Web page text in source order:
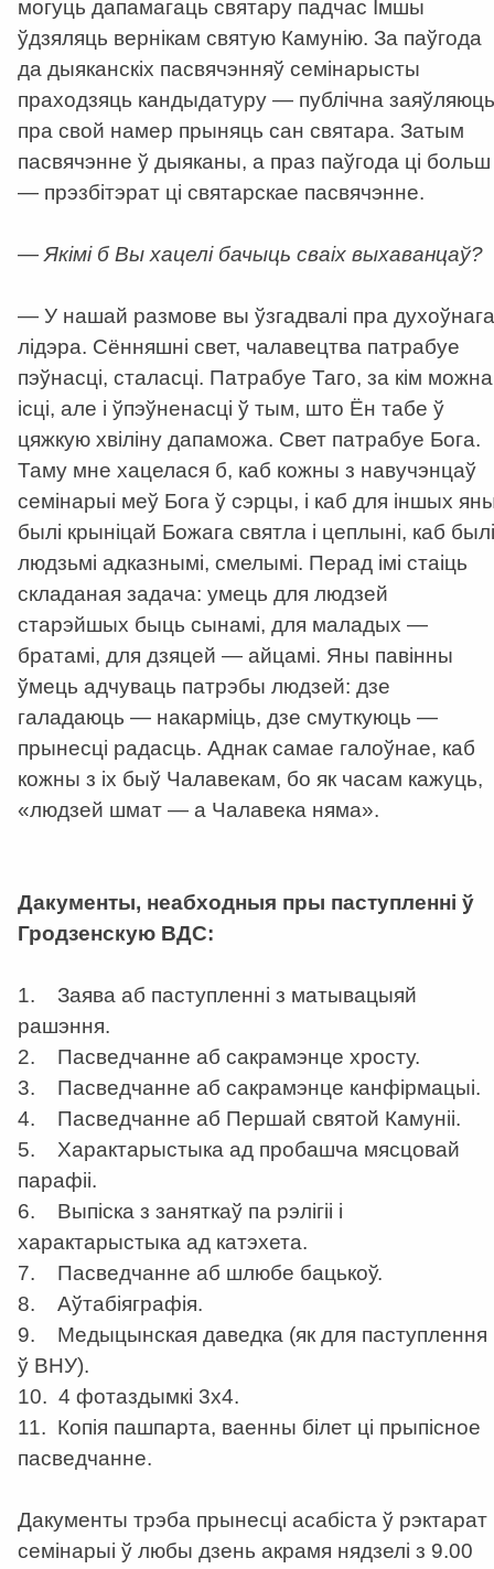
могуць дапамагаць святару падчас Імшы
ўдзяляць вернікам святую Камунію. За паўгода
да дыяканскіх пасвячэнняў семінарысты
праходзяць кандыдатуру — публічна заяўляюць
пра свой намер прыняць сан святара. Затым
пасвячэнне ў дыяканы, а праз паўгода ці больш
— прэзбітэрат ці святарскае пасвячэнне.
— Якімі б Вы хацелі бачыць сваіх выхаванцаў?
— У нашай размове вы ўзгадвалі пра духоўнага
лідэра. Сённяшні свет, чалавецтва патрабуе
пэўнасці, сталасці. Патрабуе Таго, за кім можна
ісці, але і ўпэўненасці ў тым, што Ён табе ў
цяжкую хвіліну дапаможа. Свет патрабуе Бога.
Таму мне хацелася б, каб кожны з навучэнцаў
семінарыі меў Бога ў сэрцы, і каб для іншых
былі крыніцай Божага святла і цеплыні, каб былі
людзьмі адказнымі, смелымі. Перад імі стаіць
складаная задача: умець для людзей
старэйшых быць сынамі, для маладых —
братамі, для дзяцей — айцамі. Яны павінны
ўмець адчуваць патрэбы людзей: дзе
галадаюць — накарміць, дзе смуткуюць —
прынесці радасць. Аднак самае галоўнае, каб
кожны з іх быў Чалавекам, бо як часам кажуць,
«людзей шмат — а Чалавека няма».
Дакументы, неабходныя пры паступленні ў
Гродзенскую ВДС:
1. Заява аб паступленні з матывацыяй
рашэння.
2. Пасведчанне аб сакрамэнце хросту.
3. Пасведчанне аб сакрамэнце канфірмацыі.
4. Пасведчанне аб Першай святой Камуніі.
5. Характарыстыка ад пробашча мясцовай
парафіі.
6. Выпіска з заняткаў па рэлігіі і
характарыстыка ад катэхета.
7. Пасведчанне аб шлюбе бацькоў.
8. Аўтабіяграфія.
9. Медыцынская даведка (як для паступлення
ў ВНУ).
10. 4 фотаздымкі 3х4.
11. Копія пашпарта, ваенны білет ці прыпісное
пасведчанне.
Дакументы трэба прынесці асабіста ў рэктарат
семінарыі ў любы дзень акрамя нядзелі з 9.00